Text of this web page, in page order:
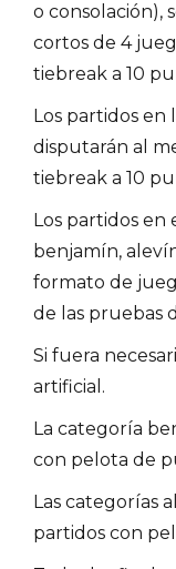
o consolación),
cortos de 4
tiebreak a 10
Los partidos en
disputarán al
tiebreak a 10
Los partidos en
benjamín,
formato de
de las pruebas
Si fuera
artificial.
La categoría
con pelota de
Las categorías
partidos con